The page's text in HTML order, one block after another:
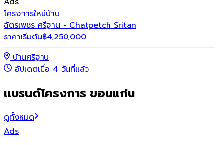
โครงการใหม่บ้าน
ฉัตรเพชร ศรีฐาน - Chatpetch Sritan
ราคาเริ่มต้น฿4,250,000
บ้านศรีฐาน
อัปเดตเมื่อ 4 วันที่แล้ว
แบรนด์โครงการ ขอนแก่น
ดูทั้งหมด
Ads